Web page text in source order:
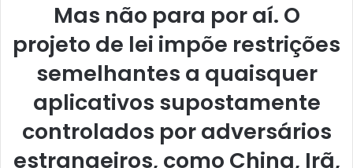
Mas não para por aí. O
projeto de lei impõe restrições
semelhantes a quaisquer
aplicativos supostamente
controlados por adversários
estrangeiros, como China, Irã,